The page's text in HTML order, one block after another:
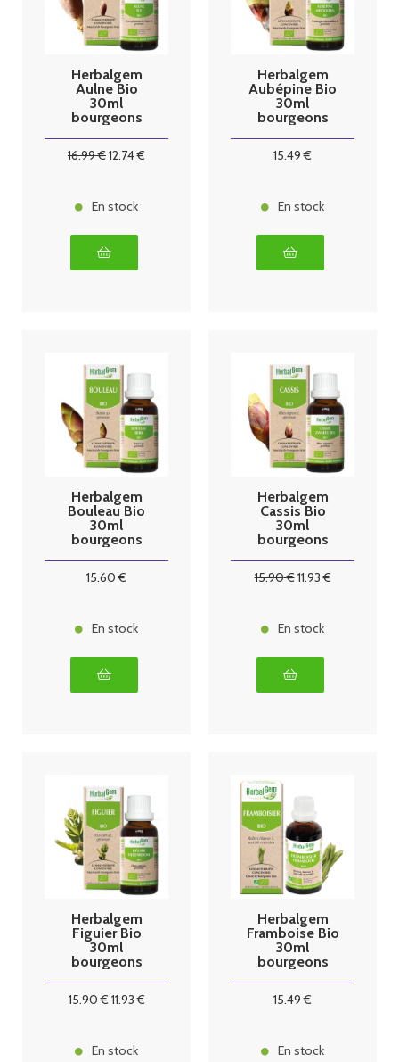
Herbalgem
Aulne Bio
30ml
bourgeons
16.99€12.74€
En stock
Herbalgem
Aubépine Bio
30ml
bourgeons
15.49 €
En stock
Herbalgem
Bouleau Bio
30ml
bourgeons
15.60 €
En stock
Herbalgem
Cassis Bio
30ml
bourgeons
15.90€11.93€
En stock
Herbalgem
Figuier Bio
30ml
bourgeons
15.90€11.93€
En stock
Herbalgem
Framboise Bio
30ml
bourgeons
15.49 €
En stock